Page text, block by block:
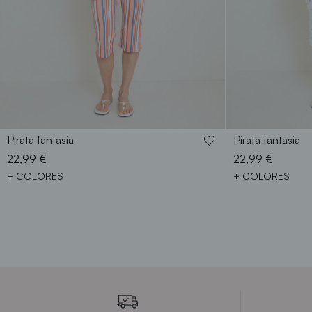
Pirata fantasia
22,99 €
+ COLORES
4042 4446
Pirata fantasia
22,99 €
+ COLORES